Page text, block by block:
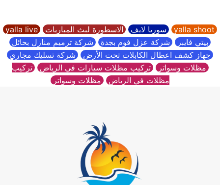
yalla shoot سوريا لايف الاسطورة لبث المباريات yalla live
بيتي فايبر شركة عزل فوم بجدة شركة ترميم منازل بحائل
جهاز كشف اعطال الكابلات تحت الأرض شركة تسليك مجاري
مظلات وسواتر تركيب مظلات سيارات في الرياض تركيب
مظلات في الرياض مظلات وسواتر